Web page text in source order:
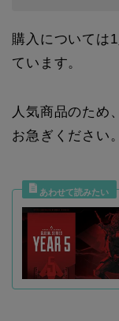
購入については
ています。
人気商品のため
お急ぎください。